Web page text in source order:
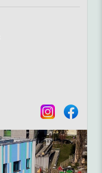
InstagramFacebook